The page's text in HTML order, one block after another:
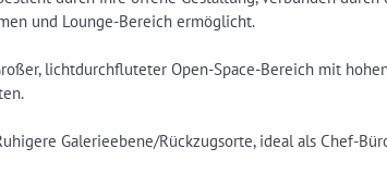
und Lounge-Bereich ermöglicht.
lichtdurchfluteter Open-Space-Bereich mit
Galerieebene/Rückzugsorte, ideal als Chef-